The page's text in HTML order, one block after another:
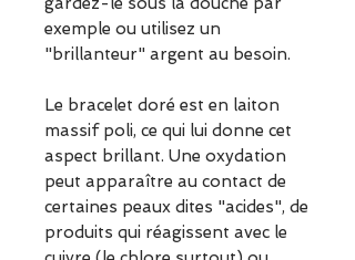
exemple ou utilisez un
"brillanteur" argent au besoin.
Le bracelet doré est en laiton
massif poli, ce qui lui donne cet
aspect brillant. Une oxydation
peut apparaître au contact de
certaines peaux dites "acides", de
produits qui réagissent avec le